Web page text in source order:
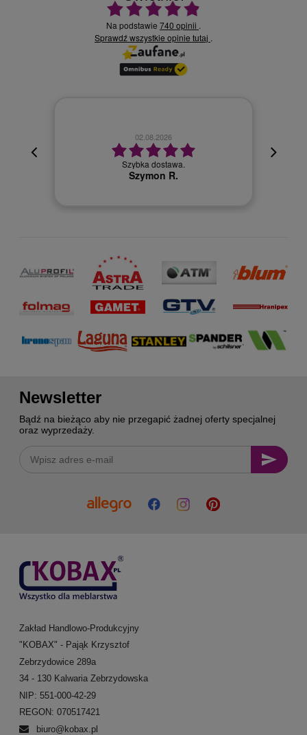
Ocena średnia 4.9 na 5
Na podstawie 740 opinii .
Sprawdź wszystkie opinie tutaj .
02.08.2026
Szybka dostawa.
Szymon R.
Newsletter
Bądź na bieżąco aby nie przegapić żadnej oferty specjalnej
oraz wyprzedaży.
Zakład Handlowo-Produkcyjny
"KOBAX" - Pająk Krzysztof
Zebrzydowice 289a
34 - 130 Kalwaria Zebrzydowska
NIP: 551-000-42-29
REGON: 070517421
biuro@kobax.pl